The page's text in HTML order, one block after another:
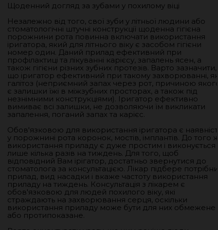
Щоденний догляд за зубами у похилому віці
Незалежно від того, свої зуби у літньої людини або
стоматологічні штучні конструкції щоденна гігієна
порожнини рота повинна включати використання
іригатора, який для літнього віку є засобом гігієни
номер один. Даний прилад ефективний при
профілактиці та лікуванні карієсу, запалень ясен, а
також гігієни різних зубних протезів. Варто зазначити,
що іригатор ефективний при такому захворюванні,
галітоз (неприємний запах через рот, причиною
є залишки їжі в міжзубних просторах, а також під
незнімними конструкціями). Іригатор ефективно
вимиває всі залишки, не дозволяючи їм викликати
запалення, поганий запах та карієс.
Обов'язковою для використання іригатора є
у порожнині рота коронок, мостів, імплантів. До того
використання приладу є дуже простим і виконується
лише кілька разів на тиждень. Для того, щоб
відповідний Вам ірігатор, достатньо звернутися до
стоматолога за консультацією. Лікар підбере
прилад, вид насадки і вкаже частоту використання
приладу на тиждень. Консультація з лікарем є
обов'язковою для людей похилого віку, які
страждають на захворювання серця, оскільки
використання приладу може бути для них обмежене
або протипоказане.